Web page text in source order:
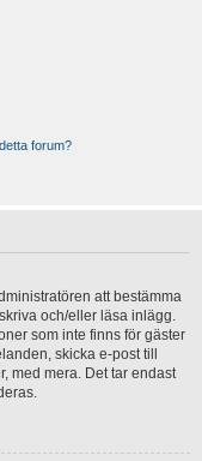
forum?
att bestämma
och/eller läsa inlägg.
som inte finns för gäster
skicka e-post till
med mera. Det tar endast